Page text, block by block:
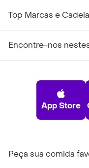
Top Marcas e
Encontre-nos
App Store
Peça sua comida